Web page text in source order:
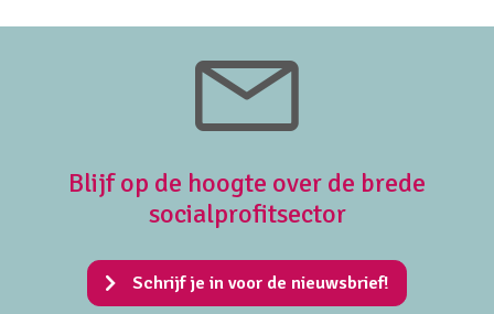
Blijf op de hoogte over de brede
socialprofitsector
Schrijf je in voor de nieuwsbrief!